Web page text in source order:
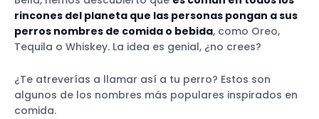
rincones del planeta que las personas pongan a sus
perros nombres de comida o bebida, como Oreo,
Tequila o Whiskey. La idea es genial, ¿no crees?
¿Te atreverías a llamar así a tu perro? Estos son
algunos de los nombres más populares inspirados en
comida.